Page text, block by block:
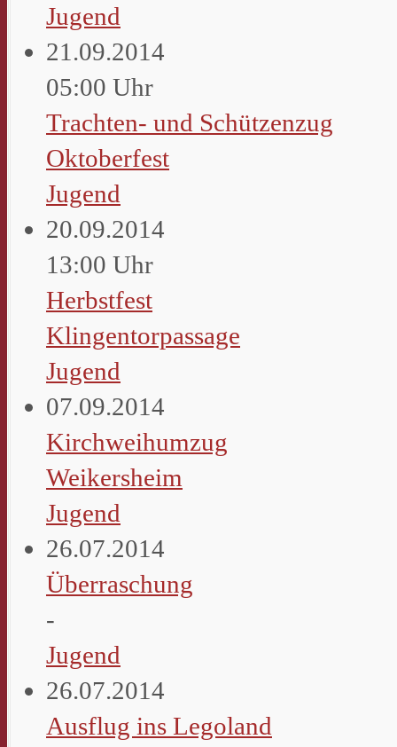
Jugend
21.09.2014
05:00 Uhr
Trachten- und Schützenzug
Oktoberfest
Jugend
20.09.2014
13:00 Uhr
Herbstfest
Klingentorpassage
Jugend
07.09.2014
Kirchweihumzug
Weikersheim
Jugend
26.07.2014
Überraschung
-
Jugend
26.07.2014
Ausflug ins Legoland